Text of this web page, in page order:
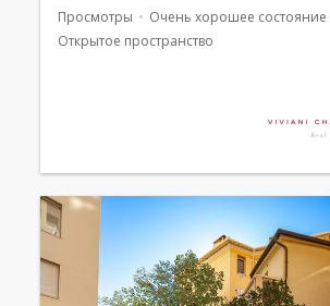
Просмотры
Очень хорошее состояние
Открытое пространство